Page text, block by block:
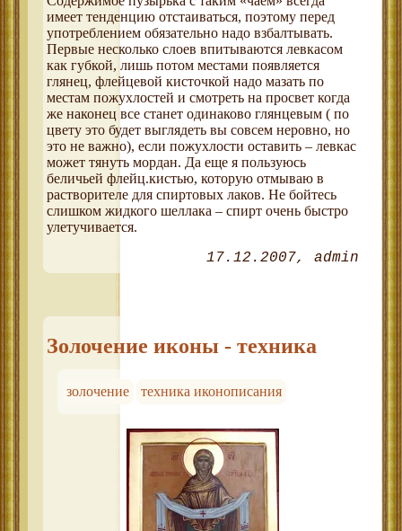
имеет тенденцию отстаиваться, поэтому перед
употреблением обязательно надо взбалтывать.
Первые несколько слоев впитываются левкасом
как губкой, лишь потом местами появляется
глянец, флейцевой кисточкой надо мазать по
местам пожухлостей и смотреть на просвет когда
же наконец все станет одинаково глянцевым ( по
цвету это будет выглядеть вы совсем неровно, но
это не важно), если пожухлости оставить – левкас
может тянуть мордан. Да еще я пользуюсь
беличьей флейц.кистью, которую отмываю в
растворителе для спиртовых лаков. Не бойтесь
слишком жидкого шеллака – спирт очень быстро
улетучивается.
17.12.2007 admin
Золочение иконы - техника
золочение техника иконописания